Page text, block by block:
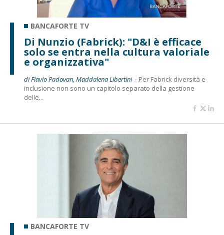
BANCAFORTE TV
Di Nunzio (Fabrick): "D&I è efficace
solo se entra nella cultura valoriale
e organizzativa"
di Flavio Padovan, Maddalena Libertini - Per Fabrick diversità e
inclusione non sono un capitolo separato della gestione
delle...
BANCAFORTE TV